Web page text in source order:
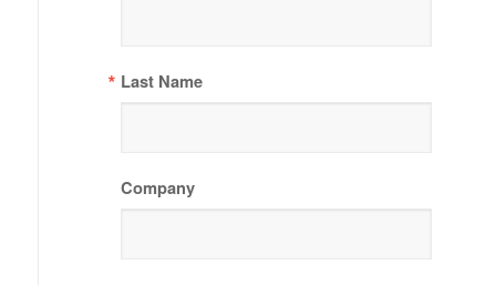
Last Name
Company